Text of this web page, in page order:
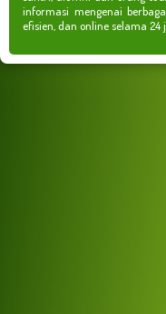
informasi mengenai
efisien, dan online selama 24